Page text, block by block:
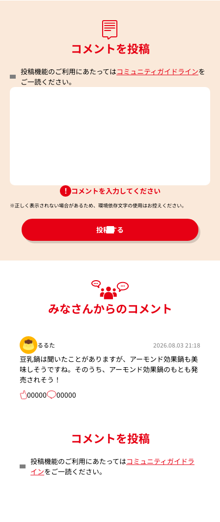
コメントを投稿
投稿機能のご利用にあたってはコミュニティガイドラインを
ご一読ください。
コメントを入力してください
※正しく表示されない場合があるため、環境依存文字の使用はお控えください。​
投稿する
みなさんからのコメント
るるた 2026.08.03 21:18
豆乳鍋は聞いたことがありますが、アーモンド効果鍋も美
味しそうですね。そのうち、アーモンド効果鍋のもとも発
売されそう！
00000
00000
コメントを投稿
投稿機能のご利用にあたってはコミュニティガイドラ
インをご一読ください。